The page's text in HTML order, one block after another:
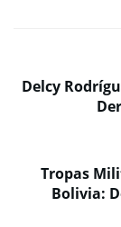
Delcy
Tropas
Bolivia: